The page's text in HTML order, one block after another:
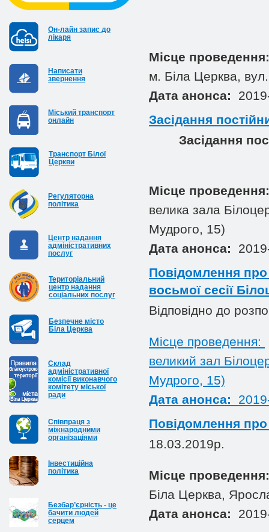
Он-лайн запис до
лікаря
Написати
звернення
Міський транспорт
онлайн
Транспорт Білої
Церкви
Регуляторна
політика
Центр надання
адміністративних
послуг
Територіальний
центр надання
соціальних послуг
Безпечне місто
Біла Церква
Cклад
адміністративної
комісії виконавчого
комітету міської
ради
Співпраця з
міжнародними
організаціями
Інвестиційна
політика
Безбар’єрність - це
бачити людей
серцем
Місце
м. Біла Церква,
Дата анонса:
Засідання
Засідання
Місце
велика зала
Мудрого, 15)
Дата анонса:
Повідомлення про
восьмої сесії
Відповідно до
Місце проведення:
великий зал
Мудрого, 15)
Дата анонса:
Повідомлення
18.03.2019р.
Місце
Біла Церква,
Дата анонса: